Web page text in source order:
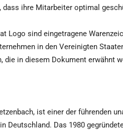
ihre Mitarbeiter optimal
Logo sind eingetragene
in den Vereinigten
die in diesem Dokument erwähnt
ist einer der führenden
Deutschland. Das 1980